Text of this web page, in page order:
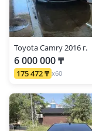
Toyota Camry 2016 г.
6 000 000 ₸
175 472 ₸ x60